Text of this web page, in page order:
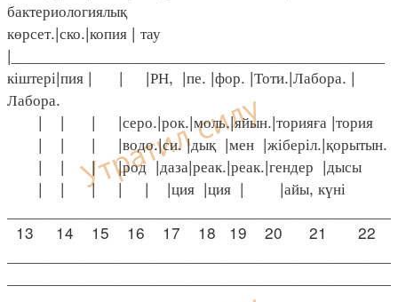
бактериологиялық
көрсет.|ско.|копия | тау
|__________________________________________
кіштері|пия | | |РН, |пе. |фор. |Тоти.|Лабора. |
Лабора.
| | | |серо.|рок.|моль.|яйын.|торияға |тория
| | | |водо.|си. |дық |мен |жіберіл.|қорытын.
| | | |род |даза|реак.|реак.|гендер |дысы
| | | | | |ция |ция | |айы, күні
13 14 15 16 17 18 19 20 21 22